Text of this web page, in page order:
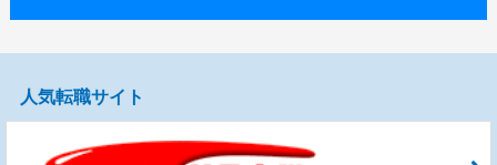
人気転職サイト